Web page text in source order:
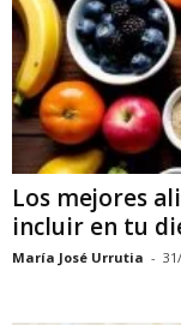
Los mejores
incluir en tu
María José Urrutia -